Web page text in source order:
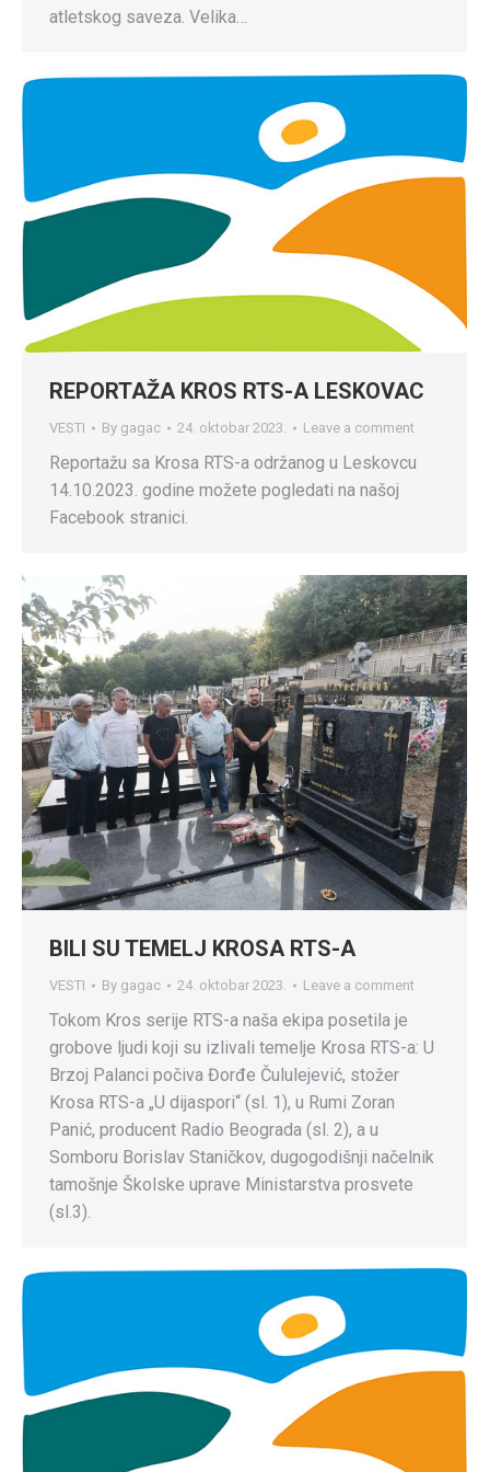
atletskog saveza. Velika…
REPORTAŽA KROS RTS-A LESKOVAC
VESTI By gagac 24. oktobar 2023. Leave a comment
Reportažu sa Krosa RTS-a održanog u Leskovcu
14.10.2023. godine možete pogledati na našoj
Facebook stranici.
BILI SU TEMELJ KROSA RTS-A
VESTI By gagac 24. oktobar 2023. Leave a comment
Tokom Kros serije RTS-a naša ekipa posetila je
grobove ljudi koji su izlivali temelje Krosa RTS-a: U
Brzoj Palanci počiva Đorđe Čululejević, stožer
Krosa RTS-a „U dijaspori“ (sl. 1), u Rumi Zoran
Panić, producent Radio Beograda (sl. 2), a u
Somboru Borislav Staničkov, dugogodišnji načelnik
tamošnje Školske uprave Ministarstva prosvete
(sl.3).